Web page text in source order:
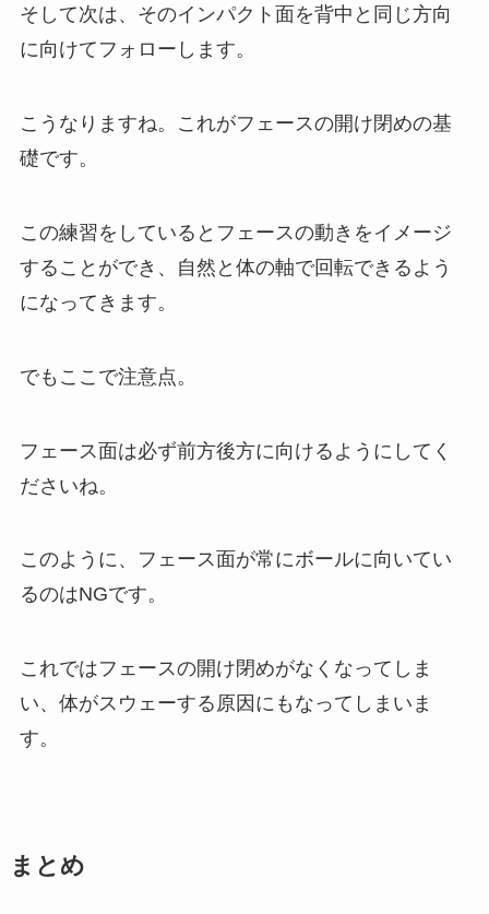
そして次は、そのインパクト面を背中と同じ方向
に向けてフォローします。
こうなりますね。これがフェースの開け閉めの基
礎です。
この練習をしているとフェースの動きをイメージ
することができ、自然と体の軸で回転できるよう
になってきます。
でもここで注意点。
フェース面は必ず前方後方に向けるようにしてく
ださいね。
このように、フェース面が常にボールに向いてい
るのはNGです。
これではフェースの開け閉めがなくなってしま
い、体がスウェーする原因にもなってしまいま
す。
まとめ